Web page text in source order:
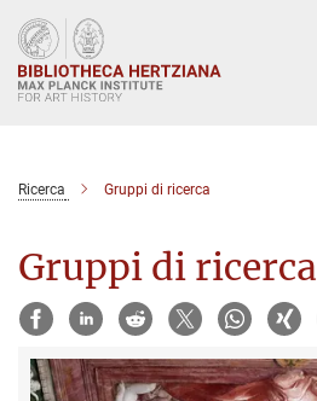
Main-
Content
Ricerca Gruppi di ricerca
Gruppi di ricerca